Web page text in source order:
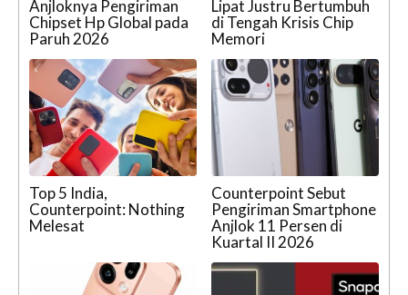
Anjloknya Pengiriman
Chipset Hp Global pada
Paruh 2026
Lipat Justru Bertumbuh
di Tengah Krisis Chip
Memori
Top 5 India,
Counterpoint: Nothing
Melesat
Counterpoint Sebut
Pengiriman Smartphone
Anjlok 11 Persen di
Kuartal II 2026